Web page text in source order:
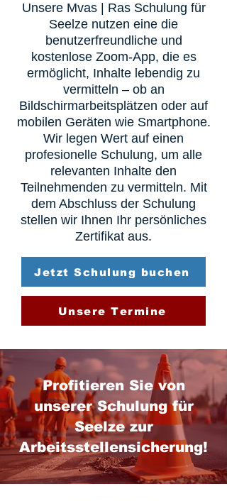
Unsere Mvas | Ras Schulung für
Seelze nutzen eine die
benutzerfreundliche und
kostenlose Zoom-App, die es
ermöglicht, Inhalte lebendig zu
vermitteln – ob an
Bildschirmarbeitsplätzen oder auf
mobilen Geräten wie Smartphone.
Wir legen Wert auf einen
profesionelle Schulung, um alle
relevanten Inhalte den
Teilnehmenden zu vermitteln. Mit
dem Abschluss der Schulung
stellen wir Ihnen Ihr persönliches
Zertifikat aus.
Jetzt Schulung buchen
Unsere Termine
Profitieren Sie von
unserer Schulung für
Seelze zur
Arbeitsstellensicherung!